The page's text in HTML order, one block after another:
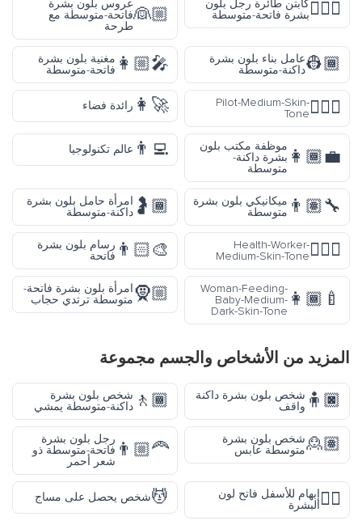
👨🏼‍✈️كابتن طائرة رجل بلون
بشرة فاتحة-متوسطة
👰🏼
عروس بلون بشرة
فاتحة-متوسطة مع
طرحة
👷🏾عامل بناء بلون بشرة
داكنة-متوسطة
👩🏼‍🎤 مغنية بلون بشرة
فاتحة-متوسطة
🧑🏽‍✈️
Pilot-Medium-Skin-
Tone
👩‍🚀 رائدة فضاء
👩🏾‍💼
موظفة مكتب بلون
بشرة داكنة-
متوسطة
👨‍💻 عالم تكنولوجيا
👨🏽‍🔧 ميكانيكي بلون بشرة
متوسطة
🤰🏾 امرأة حامل بلون بشرة
داكنة-متوسطة
🧑🏽‍⚕️
Health-Worker-
Medium-Skin-Tone
👨🏻‍🎨 رسام بلون بشرة
فاتحة
👩🏾‍🍼
Woman-Feeding-
Baby-Medium-
Dark-Skin-Tone
🧕🏼امرأة بلون بشرة فاتحة-
متوسطة ترتدي حجاب
المزيد من الأشخاص والجسم مجموعة
🧍🏿 شخص بلون بشرة داكنة
واقف
🚶🏾 شخص بلون بشرة
داكنة-متوسطة يمشي
🙎🏽شخص بلون بشرة
متوسطة عابس
👨🏼‍🦰
رجل بلون بشرة
فاتحة-متوسطة ذو
شعر أحمر
👎🏻إبهام للأسفل فاتح لون
البشرة
💆شخص يحصل على مساج